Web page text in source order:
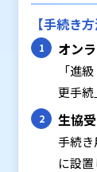
【手続き方
オン
「進
更手続
生協
手続
に設置